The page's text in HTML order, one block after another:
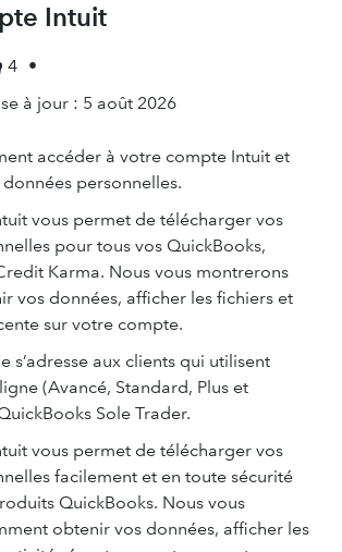
Intuit
4 •
à jour : 5 août 2026
accéder à votre compte Intuit et
personnelles.
vous permet de télécharger vos
pour tous vos QuickBooks,
Karma. Nous vous montrerons
vos données, afficher les fichiers et
sur votre compte.
s’adresse aux clients qui utilisent
(Avancé, Standard, Plus et
Sole Trader.
vous permet de télécharger vos
facilement et en toute sécurité
QuickBooks. Nous vous
obtenir vos données, afficher les